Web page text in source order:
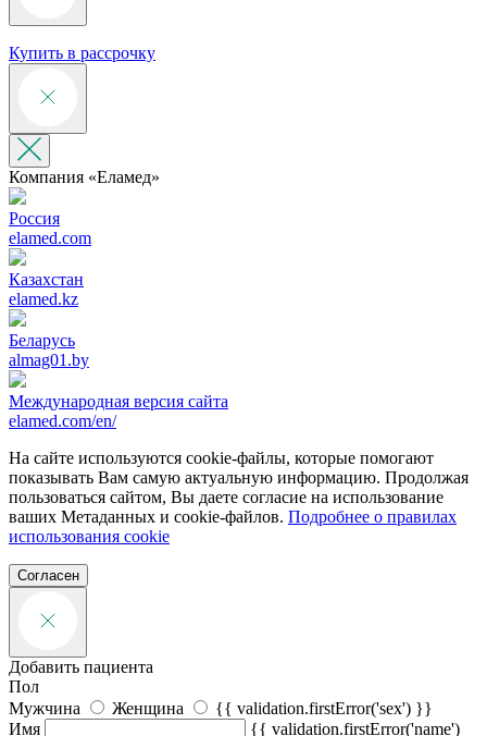
Купить в рассрочку
Компания «‎Еламед»
Россия
elamed.com
Казахстан
elamed.kz
Беларусь
almag01.by
Международная версия сайта
elamed.com/en/
На сайте используются cookie-файлы, которые помогают
показывать Вам самую актуальную информацию. Продолжая
пользоваться сайтом, Вы даете согласие на использование
ваших Метаданных и cookie-файлов. Подробнее о правилах
использования cookie
Согласен
Добавить пациента
Пол
Мужчина
Женщина
{{ validation.firstError('sex') }}
Имя
{{ validation.firstError('name')